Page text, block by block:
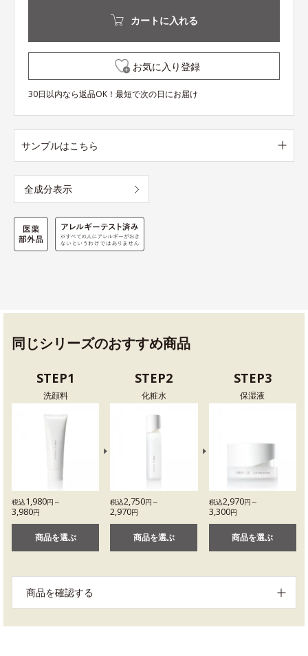
カートに入れる
お気に入り登録
30日以内なら返品OK！最短で次の日にお届け
サンプルはこちら
全成分表示
同じシリーズのおすすめ商品
STEP1
洗顔料
税込1,980円～
3,980円
商品を選ぶ
STEP2
化粧水
税込2,750円～
2,970円
商品を選ぶ
STEP3
保湿液
税込2,970円～
3,300円
商品を選ぶ
商品を確認する